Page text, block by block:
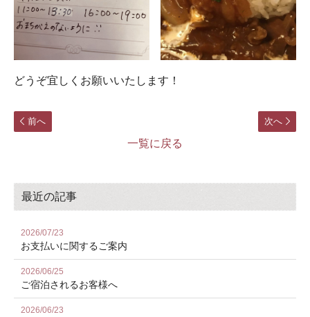
どうぞ宜しくお願いいたします！
次へ
前へ
一覧に戻る
最近の記事
2026/07/23
お⽀払いに関するご案内
2026/06/25
ご宿泊されるお客様へ
2026/06/23